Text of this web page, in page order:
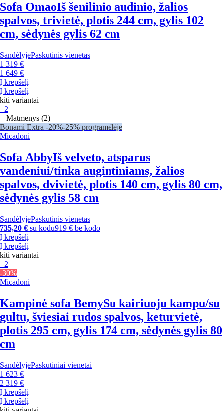
Sofa OmaoIš šenilinio audinio, žalios
spalvos, trivietė, plotis 244 cm, gylis 102
cm, sėdynės gylis 62 cm
SandėlyjePaskutinis vienetas
1 319 €
1 649 €
Į krepšelį
Į krepšelį
kiti variantai
+2
+ Matmenys (2)
Bonami Extra -20%-25% programėlėje
Micadoni
Sofa AbbyIš velveto, atsparus
vandeniui/tinka augintiniams, žalios
spalvos, dvivietė, plotis 140 cm, gylis 80 cm,
sėdynės gylis 58 cm
SandėlyjePaskutinis vienetas
735,20 € su kodu919 € be kodo
Į krepšelį
Į krepšelį
kiti variantai
+2
-30%
Micadoni
Kampinė sofa BemySu kairiuoju kampu/su
gultu, šviesiai rudos spalvos, keturvietė,
plotis 295 cm, gylis 174 cm, sėdynės gylis 80
cm
SandėlyjePaskutiniai vienetai
1 623 €
2 319 €
Į krepšelį
Į krepšelį